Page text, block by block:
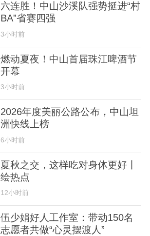
六连胜！中山沙溪队强势挺进“村
BA”省赛四强
3小时前
燃动夏夜！中山首届珠江啤酒节
开幕
3小时前
2026年度美丽公路公布，中山坦
洲快线上榜
6小时前
夏秋之交，这样吃对身体更好丨
绘热点
12小时前
伍少娟好人工作室：带动150名
志愿者共做“心灵摆渡人”